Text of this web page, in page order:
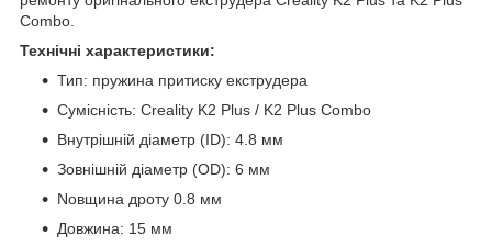
Combo.
Технічні характеристики:
Тип: пружина притиску екструдера
Сумісність: Creality K2 Plus / K2 Plus Combo
Внутрішній діаметр (ID): 4.8 мм
Зовнішній діаметр (OD): 6 мм
Nовщина дроту 0.8 мм
Довжина: 15 мм